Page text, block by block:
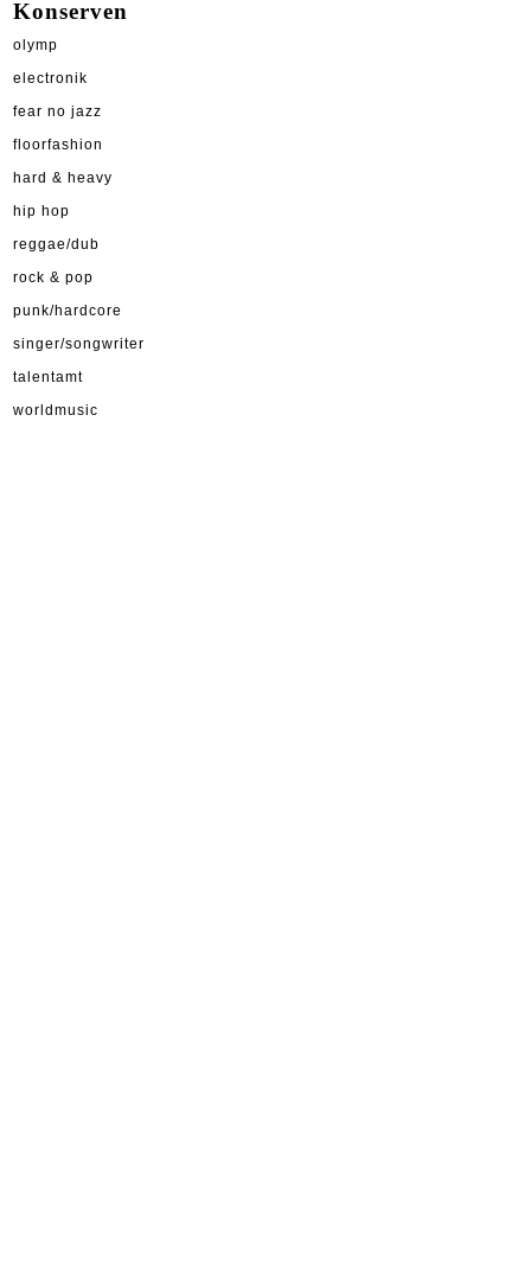
Konserven
olymp
electronik
fear no jazz
floorfashion
hard & heavy
hip hop
reggae/dub
rock & pop
punk/hardcore
singer/songwriter
talentamt
worldmusic